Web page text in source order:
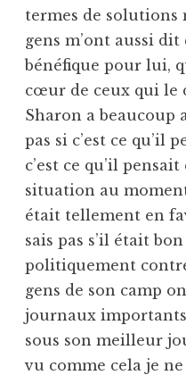
termes de solutions
gens m’ont aussi
bénéfique pour lui,
cœur de ceux qui le
Sharon a beaucoup
pas si c’est ce qu’il
c’est ce qu’il
situation au
était tellement en
sais pas s’il était
politiquement
gens de son camp
journaux importants
sous son meilleur
vu comme cela je